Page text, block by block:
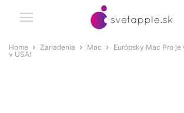
Home Zariadenia Mac
Európsky Mac Pro
v USA!